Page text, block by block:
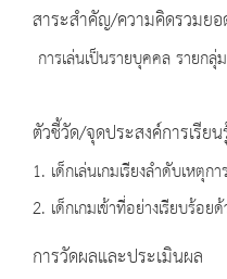
สาระสำคัญ/ความคิดรวมย
การเล่นเป็นรายบุคคล รายก
ตัวชี้วัด/จุดประสงค์การเรีย
1. เด็กเล่นเกมเรียงลำดับเหตุ
2. เด็กเกมเข้าที่อย่างเรียบร้อย
การวัดผลและประเมินผล